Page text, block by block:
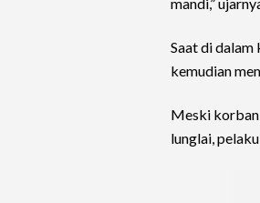
Saat di dalam
kemudian
Meski korban
lunglai,